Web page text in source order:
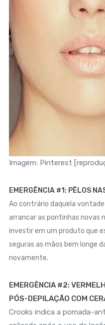
Imagem: Pinterest
EMERGÊNCIA #1: PÊLOS
Ao contrário daquela
arrancar as pontinhas novas
investir em um produto que
seguras as mãos bem longe
novamente.
EMERGÊNCIA #2:
PÓS-DEPILAÇÃO COM
Crooks indica a pomada-